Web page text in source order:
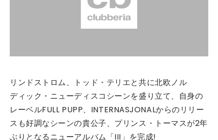
リンドストロム、トッド・テリエと共に北欧ノル
ディック・ニューディスコシーンを盛り立て、自身の
レーベルFULL PUPP、INTERNASJONALからのリリー
スも好調なシーンの貴公子、プリンス・トーマスが2年
ぶりとなるニューアルバム「III」を完成!